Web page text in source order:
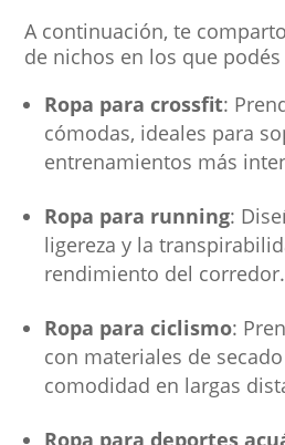
A continuación, te
de nichos en los que
Ropa para crossfit:
cómodas, ideales para
entrenamientos más
Ropa para running:
ligereza y la
rendimiento del corredor.
Ropa para ciclismo:
con materiales de
comodidad en largas
Ropa para deportes